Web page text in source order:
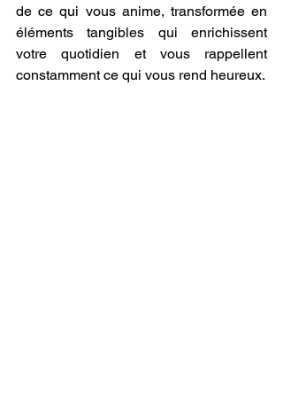
de ce qui vous anime, transformée en
éléments tangibles qui enrichissent
votre quotidien et vous rappellent
constamment ce qui vous rend heureux.